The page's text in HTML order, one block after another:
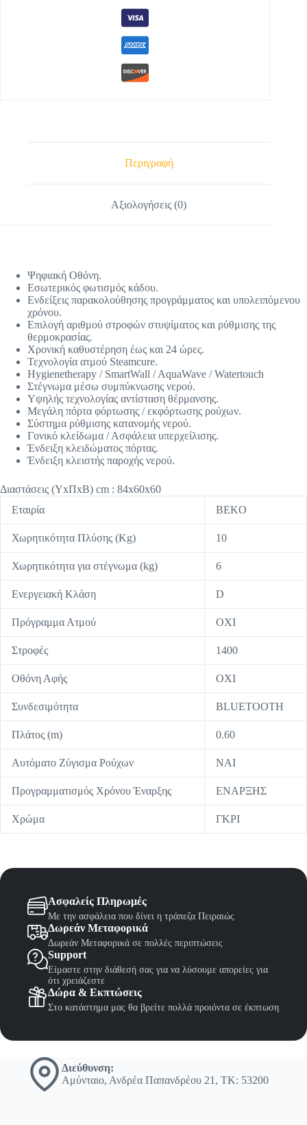
Περιγραφή
Αξιολογήσεις (0)
Ψηφιακή Οθόνη.
Εσωτερικός φωτισμός κάδου.
Ενδείξεις παρακολούθησης προγράμματος και υπολειπόμενου
χρόνου.
Επιλογή αριθμού στροφών στυψίματος και ρύθμισης της
θερμοκρασίας.
Χρονική καθυστέρηση έως και 24 ώρες.
Τεχνολογία ατμού Steamcure.
Hygienetherapy / SmartWall / AquaWave / Watertouch
Στέγνωμα μέσω συμπύκνωσης νερού.
Υψηλής τεχνολογίας αντίσταση θέρμανσης.
Μεγάλη πόρτα φόρτωσης / εκφόρτωσης ρούχων.
Σύστημα ρύθμισης κατανομής νερού.
Γονικό κλείδωμα / Ασφάλεια υπερχείλισης.
Ένδειξη κλειδώματος πόρτας.
Ένδειξη κλειστής παροχής νερού.
Διαστάσεις (ΥxΠxΒ) cm : 84x60x60
Εταιρία
BEKO
Χωρητικότητα Πλύσης (Kg) 10
Χωρητικότητα για στέγνωμα (kg) 6
Ενεργειακή Κλάση D
Πρόγραμμα Ατμού ΟΧΙ
Στροφές 1400
Οθόνη Αφής ΟΧΙ
Συνδεσιμότητα BLUETOOTH
Πλάτος (m) 0.60
Αυτόματο Ζύγισμα Ρούχων ΝΑΙ
Προγραμματισμός Χρόνου Έναρξης ΕΝΑΡΞΗΣ
Χρώμα ΓΚΡΙ
Ασφαλείς Πληρωμές
Με την ασφάλεια που δίνει η τράπεζα Πειραιώς
Δωρεάν Μεταφορικά
Δωρεάν Μεταφορικά σε πολλές περιπτώσεις
Support
Είμαστε στην διάθεσή σας για να λύσουμε απορείες για
ότι χρειάζεστε
Δώρα & Εκπτώσεις
Στο κατάστημα μας θα βρείτε πολλά προιόντα σε έκπτωση
Διεύθυνση:
Αμύνταιο, Ανδρέα Παπανδρέου 21, ΤΚ: 53200